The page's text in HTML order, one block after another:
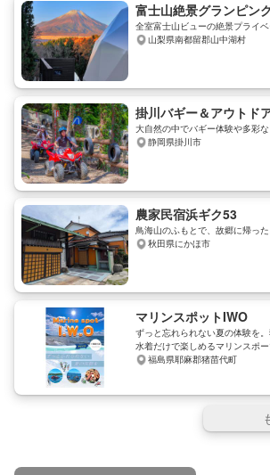
■ 安心ポイント • 有資格ガイドが
常にサポート＆ナビゲート • 河川
専用ギアを使用、装備はすべてレ
ンタルOK • 川下り前にしっかりフ
ィッティング＆基本練習 • 初心者
向け4kmコースと、経験者向け
8kmコースを用意 ■ コース紹介 ・
4kmコース（初心者・初チャレンジ
に） 中くらいの瀬1つ、大きな瀬1
つ。 スリルもありつつ、のんびり
ツーリングも楽しめる絶妙なバラ
ンス！ ・8kmコース（経験者・冒
険好きに） 小さな瀬×5、中くらい
の瀬×3、大きな瀬×1！ 長距離を漕
ぎ抜ける達成感がやみつきに。 ■
体験の流れ（所要時間：約2〜3時
間） 1.ガイドによる丁寧なフィッテ
ィング＆基本レッスン 2.それぞれ
のスタイルで川下りスタート！ 3.
波を乗り越えながら、美しい渓谷
をツーリング 4.チャレンジセクシ
ョンも！ ■ さらにレベルアップし
たい方へ ・基礎から学べる1日ダ
ウンリバーベーシック ・スリルを
満喫する6kmダウンリバー ※体重
戦！ ■ コー
をおまかせ
仲良くなる
フト・ベ
験。 シャ
OK。 水に
をじっくり
ラフティン
て、笑っ
感じる大
ラフティン
能です。 自
るのも、
体験の流
間） 1. 集
ィング 2.
ベースでの
午後はラフ
全開！ 5. 笑
ルコールの
ださい。 ※
ガイドが無
富士山絶景グランピン
全室富士山ビューの絶景プライ
山梨県南都留郡山中湖村
掛川バギー＆アウトド
大自然の中でバギー体験や多彩
静岡県掛川市
農家民宿浜ギク53
鳥海山のふもとで、故郷に帰っ
秋田県にかほ市
マリンスポットIWO
ずっと忘れられない夏の体験を。
水着だけで楽しめるマリンスポー
福島県耶麻郡猪苗代町